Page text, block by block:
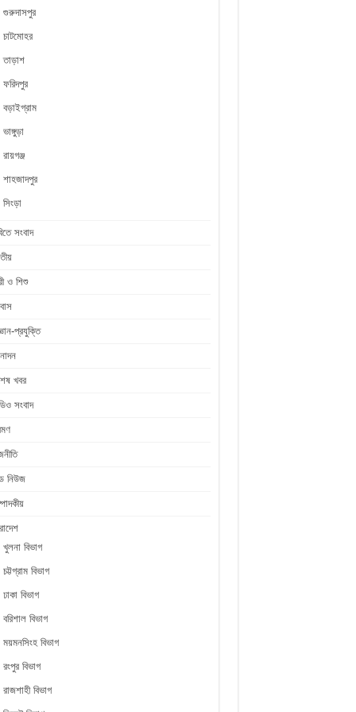
গুরুদাসপুর
চাটমোহর
তাড়াশ
ফরিদপুর
বড়াইগ্রাম
ভাঙ্গুড়া
রায়গঞ্জ
শাহজাদপুর
সিংড়া
সংবাদ
ও শিশু
প্রযুক্তি
খবর
সংবাদ
নিউজ
খুলনা বিভাগ
চট্টগ্রাম বিভাগ
ঢাকা বিভাগ
বরিশাল বিভাগ
ময়মনসিংহ বিভাগ
রংপুর বিভাগ
রাজশাহী বিভাগ